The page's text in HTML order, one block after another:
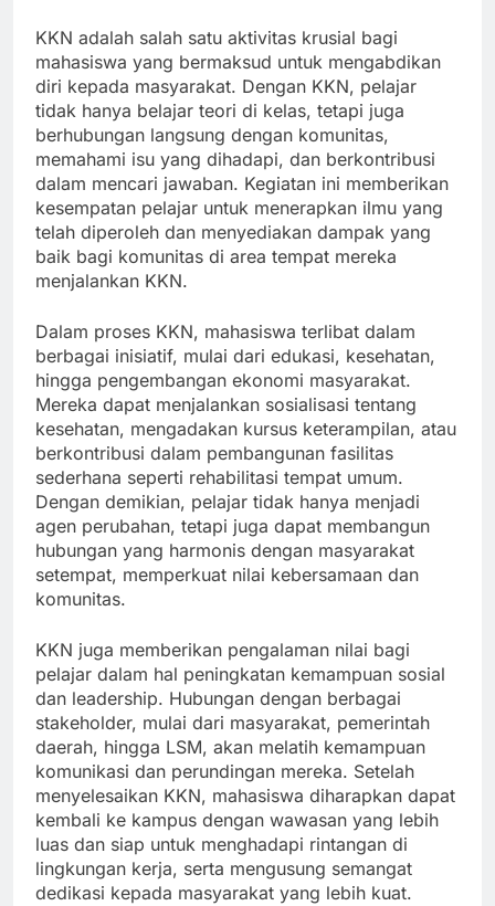
KKN adalah salah satu aktivitas krusial bagi
mahasiswa yang bermaksud untuk mengabdikan
diri kepada masyarakat. Dengan KKN, pelajar
tidak hanya belajar teori di kelas, tetapi juga
berhubungan langsung dengan komunitas,
memahami isu yang dihadapi, dan berkontribusi
dalam mencari jawaban. Kegiatan ini memberikan
kesempatan pelajar untuk menerapkan ilmu yang
telah diperoleh dan menyediakan dampak yang
baik bagi komunitas di area tempat mereka
menjalankan KKN.
Dalam proses KKN, mahasiswa terlibat dalam
berbagai inisiatif, mulai dari edukasi, kesehatan,
hingga pengembangan ekonomi masyarakat.
Mereka dapat menjalankan sosialisasi tentang
kesehatan, mengadakan kursus keterampilan, atau
berkontribusi dalam pembangunan fasilitas
sederhana seperti rehabilitasi tempat umum.
Dengan demikian, pelajar tidak hanya menjadi
agen perubahan, tetapi juga dapat membangun
hubungan yang harmonis dengan masyarakat
setempat, memperkuat nilai kebersamaan dan
komunitas.
KKN juga memberikan pengalaman nilai bagi
pelajar dalam hal peningkatan kemampuan sosial
dan leadership. Hubungan dengan berbagai
stakeholder, mulai dari masyarakat, pemerintah
daerah, hingga LSM, akan melatih kemampuan
komunikasi dan perundingan mereka. Setelah
menyelesaikan KKN, mahasiswa diharapkan dapat
kembali ke kampus dengan wawasan yang lebih
luas dan siap untuk menghadapi rintangan di
lingkungan kerja, serta mengusung semangat
dedikasi kepada masyarakat yang lebih kuat.